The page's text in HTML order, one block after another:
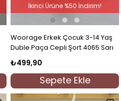
Woorage Erkek Çocuk 3-14 Yaş
Duble Paça Cepli Şort 4065 Sarı
₺499,90
Sepete Ekle
İkinci Ürüne %50 İndirim!